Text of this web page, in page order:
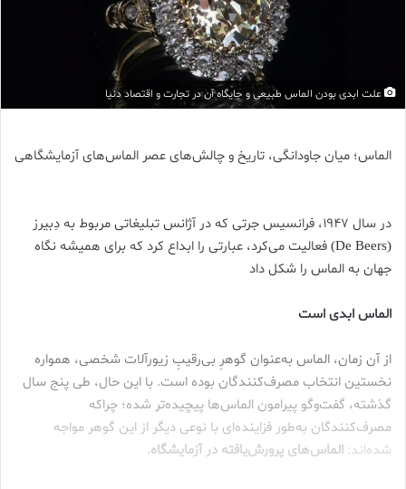
علت ابدی بودن الماس طبیعی و جایگاه آن در تجارت و اقتصاد دنیا
الماس؛ میان جاودانگی، تاریخ و چالش‌های عصر الماس‌های آزمایشگاهی
در سال ۱۹۴۷، فرانسیس جرتی که در آژانس تبلیغاتی مربوط به دِبیرز
(De Beers) فعالیت می‌کرد، عبارتی را ابداع کرد که برای همیشه نگاه
جهان به الماس را شکل داد
الماس ابدی است
از آن زمان، الماس به‌عنوان گوهرِ بی‌رقیبِ زیورآلات شخصی، همواره
نخستین انتخاب مصرف‌کنندگان بوده است. با این حال، طی پنج سال
گذشته، گفت‌وگو پیرامون الماس‌ها پیچیده‌تر شده؛ چراکه
مصرف‌کنندگان به‌طور فزاینده‌ای با نوعی دیگر از این گوهر مواجه
شده‌اند: الماس‌های پرورش‌یافته در آزمایشگاه.